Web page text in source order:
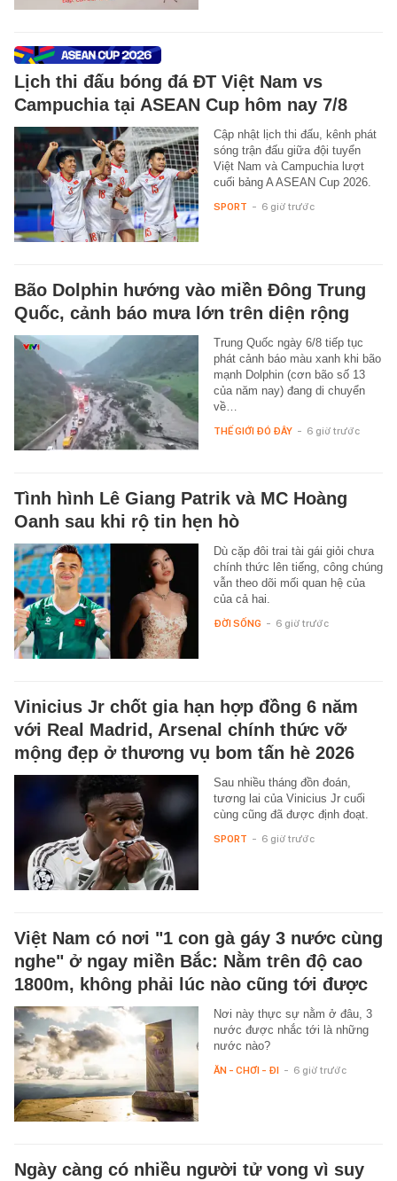
Lịch thi đấu bóng đá ĐT Việt Nam vs
Campuchia tại ASEAN Cup hôm nay 7/8
Cập nhật lịch thi đấu, kênh phát
sóng trận đấu giữa đội tuyển
Việt Nam và Campuchia lượt
cuối bảng A ASEAN Cup 2026.
SPORT - 6 giờ trước
Bão Dolphin hướng vào miền Đông Trung
Quốc, cảnh báo mưa lớn trên diện rộng
Trung Quốc ngày 6/8 tiếp tục
phát cảnh báo màu xanh khi bão
mạnh Dolphin (cơn bão số 13
của năm nay) đang di chuyển
về…
THẾ GIỚI ĐÓ ĐÂY - 6 giờ trước
Tình hình Lê Giang Patrik và MC Hoàng
Oanh sau khi rộ tin hẹn hò
Dù cặp đôi trai tài gái giỏi chưa
chính thức lên tiếng, công chúng
vẫn theo dõi mối quan hệ của
của cả hai.
ĐỜI SỐNG - 6 giờ trước
Vinicius Jr chốt gia hạn hợp đồng 6 năm
với Real Madrid, Arsenal chính thức vỡ
mộng đẹp ở thương vụ bom tấn hè 2026
Sau nhiều tháng đồn đoán,
tương lai của Vinicius Jr cuối
cùng cũng đã được định đoạt.
SPORT - 6 giờ trước
Việt Nam có nơi "1 con gà gáy 3 nước cùng
nghe" ở ngay miền Bắc: Nằm trên độ cao
1800m, không phải lúc nào cũng tới được
Nơi này thực sự nằm ở đâu, 3
nước được nhắc tới là những
nước nào?
ĂN - CHƠI - ĐI - 6 giờ trước
Ngày càng có nhiều người tử vong vì suy